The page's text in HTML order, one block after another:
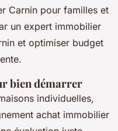
Carnin pour familles et
un expert immobilier
et optimiser budget
bien démarrer
individuelles,
achat immobilier